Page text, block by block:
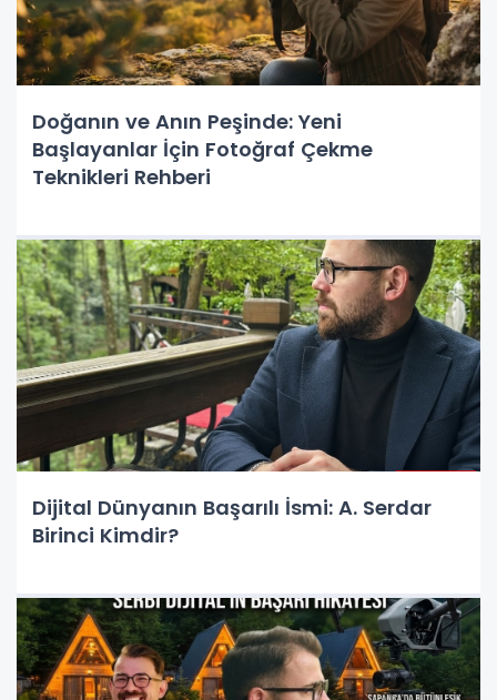
Doğanın ve Anın Peşinde: Yeni
Başlayanlar İçin Fotoğraf Çekme
Teknikleri Rehberi
Dijital Dünyanın Başarılı İsmi: A. Serdar
Birinci Kimdir?